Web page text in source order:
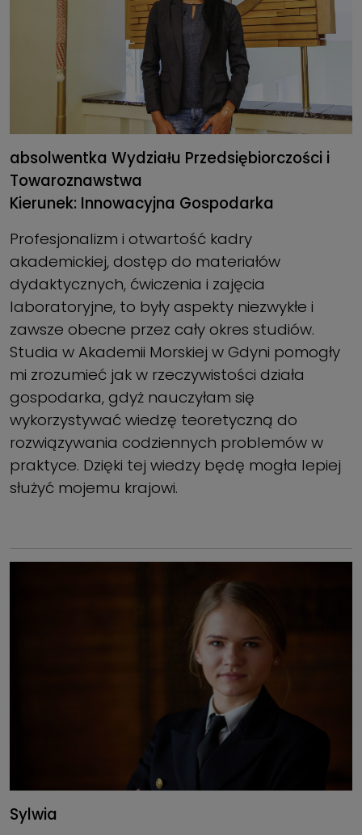
absolwentka Wydziału Przedsiębiorczości i
Towaroznawstwa
Kierunek: Innowacyjna Gospodarka
Profesjonalizm i otwartość kadry
akademickiej, dostęp do materiałów
dydaktycznych, ćwiczenia i zajęcia
laboratoryjne, to były aspekty niezwykłe i
zawsze obecne przez cały okres studiów.
Studia w Akademii Morskiej w Gdyni pomogły
mi zrozumieć jak w rzeczywistości działa
gospodarka, gdyż nauczyłam się
wykorzystywać wiedzę teoretyczną do
rozwiązywania codziennych problemów w
praktyce. Dzięki tej wiedzy będę mogła lepiej
służyć mojemu krajowi.
Sylwia